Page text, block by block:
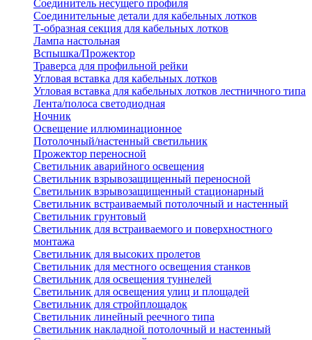
Соединитель несущего профиля
Соединительные детали для кабельных лотков
Т-образная секция для кабельных лотков
Лампа настольная
Вспышка/Прожектор
Траверса для профильной рейки
Угловая вставка для кабельных лотков
Угловая вставка для кабельных лотков лестничного типа
Лента/полоса светодиодная
Ночник
Освещение иллюминационное
Потолочный/настенный светильник
Прожектор переносной
Светильник аварийного освещения
Светильник взрывозащищенный переносной
Светильник взрывозащищенный стационарный
Светильник встраиваемый потолочный и настенный
Светильник грунтовый
Светильник для встраиваемого и поверхностного
монтажа
Светильник для высоких пролетов
Светильник для местного освещения станков
Светильник для освещения туннелей
Светильник для освещения улиц и площадей
Светильник для стройплощадок
Светильник линейный реечного типа
Светильник накладной потолочный и настенный